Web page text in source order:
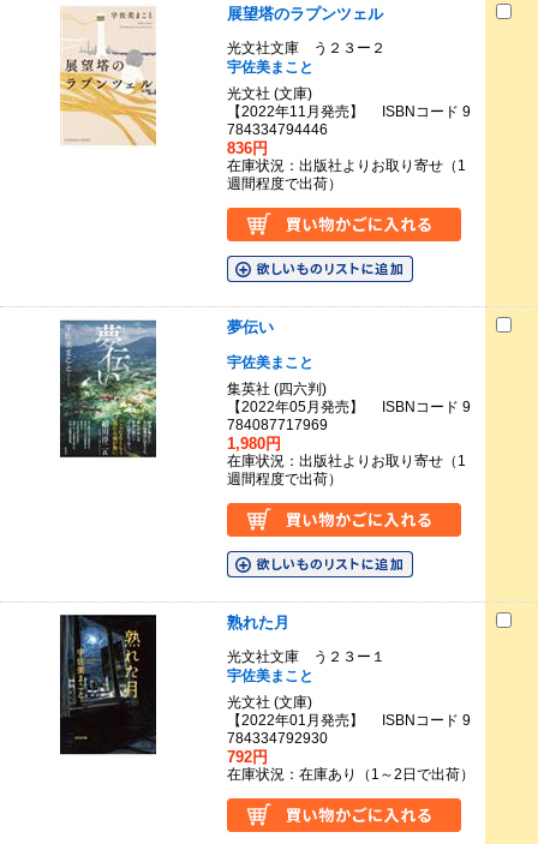
展望塔のラプンツェル
光文社文庫 う２３ー２
宇佐美まこと
光文社 (文庫)
【2022年11月発売】 ISBNコード 9
784334794446
836円
在庫状況：出版社よりお取り寄せ（1
週間程度で出荷）
夢伝い
宇佐美まこと
集英社 (四六判)
【2022年05月発売】 ISBNコード 9
784087717969
1,980円
在庫状況：出版社よりお取り寄せ（1
週間程度で出荷）
熟れた月
光文社文庫 う２３ー１
宇佐美まこと
光文社 (文庫)
【2022年01月発売】 ISBNコード 9
784334792930
792円
在庫状況：在庫あり（1～2日で出荷）